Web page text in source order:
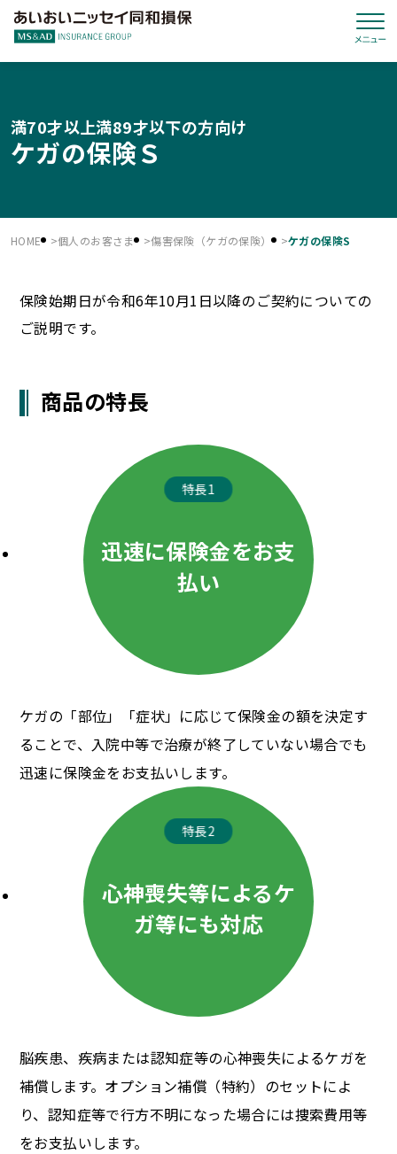
満70才以上満89才以下の方向け
ケガの保険Ｓ
HOME 個人のお客さま 傷害保険（ケガの保険） ケガの保険S
保険始期日が令和6年10月1日以降のご契約についての
ご説明です。
商品の特長
特長1
迅速に保険金をお支
払い
ケガの「部位」「症状」に応じて保険金の額を決定す
ることで、入院中等で治療が終了していない場合でも
迅速に保険金をお支払いします。
特長2
心神喪失等によるケ
ガ等にも対応
脳疾患、疾病または認知症等の心神喪失によるケガを
補償します。オプション補償（特約）のセットによ
り、認知症等で行方不明になった場合には捜索費用等
をお支払いします。